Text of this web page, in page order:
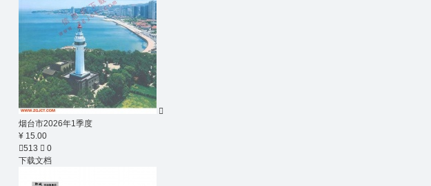

烟台市2026年1季度
¥ 15.00
513  0
下载文档